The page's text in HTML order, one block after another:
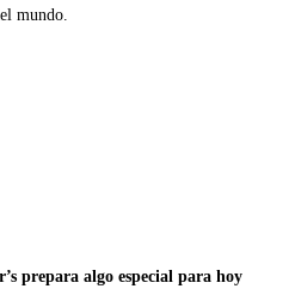
mundo.
prepara algo especial para hoy